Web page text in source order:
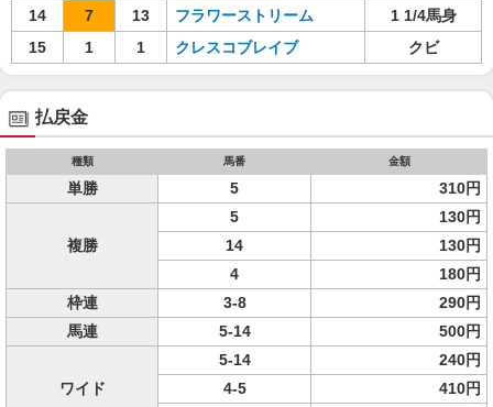
14
7 13 フラワーストリーム
1 1/4馬身
15
1 1 クレスコブレイブ クビ
払戻金
種類 馬番 金額
単勝 5 310円
複勝
5
130円
14
130円
4
180円
枠連
3-8
290円
馬連
5-14 500円
ワイド
5-14
240円
4-5
410円